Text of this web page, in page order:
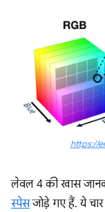
https://
लेवल 4 की खास
स्पेसजोड़े गए हैं. ये